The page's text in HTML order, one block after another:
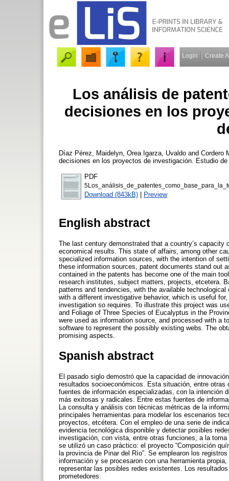
Login Create
Los análisis de
decisiones en los
Díaz Pérez, Maidelyn Orea Igarza, Uvaldo and Cordero
decisiones en los proyectos de investigación. Estudio
PDF
Download (843kB) | Preview
English abstract
The last century demonstrated that a country’s
economical results. This state of affairs, among other
specialized information sources, with the intention of
these information sources, patent documents stand out
contained in the patents has become one of the main
research institutes, subject matters, projects, etcetera.
patterns and tendencies, with the available
with a different investigative behavior, which is useful
investigation so requires. To illustrate this project was
and Foliage of Three Species of Eucalyptus in the
were used as information source, and processed with a
software to represent the possibly existing webs. The
promising aspects.
Spanish abstract
El pasado siglo demostró que la capacidad de
resultados socioeconómicos. Esta situación, entre
fuentes de información especializadas, con la intención
más exitosas y radicales. Entre estas fuentes de
La consulta y análisis con técnicas métricas de la
principales herramientas para modelar los escenarios
proyectos, etcétera. Con el empleo de una serie de
evidencia tecnológica disponible y detectar posibles
investigación, con vista, entre otras funciones, a la
se utilizó un caso práctico: el proyecto “Composición
la provincia de Pinar del Río”. Se emplearon los
información y se procesaron con una herramienta
representar las posibles redes existentes. Los
prometedores.